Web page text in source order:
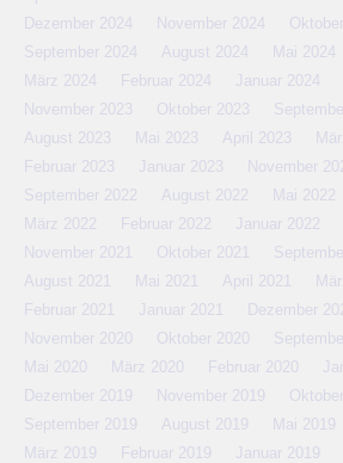
Dezember 2024
November 2024
September 2024
August 2024 Mai 2024
März 2024
Februar 2024 Januar 2024
November 2023
Oktober 2023
August 2023
Mai 2023 April 2023
Februar 2023
Januar 2023 November
September 2022
August 2022 Mai 2022
März 2022
Februar 2022 Januar 2022
November 2021
Oktober 2021
August 2021
Mai 2021 April 2021
Februar 2021
Januar 2021
Dezember
November 2020
Oktober 2020
Mai 2020
März 2020 Februar 2020
Dezember 2019
November 2019
September 2019
August 2019 Mai 2019
März 2019
Februar 2019 Januar 2019